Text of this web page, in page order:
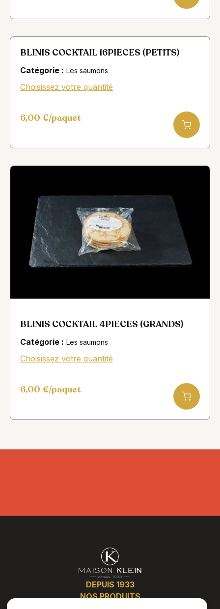
BLINIS COCKTAIL 16PIECES (PETITS)
Catégorie : Les saumons
Choisissez votre quantité
6,00 €/paquet
BLINIS COCKTAIL 4PIECES (GRANDS)
Catégorie : Les saumons
Choisissez votre quantité
6,00 €/paquet
DEPUIS 1933
NOS PRODUITS